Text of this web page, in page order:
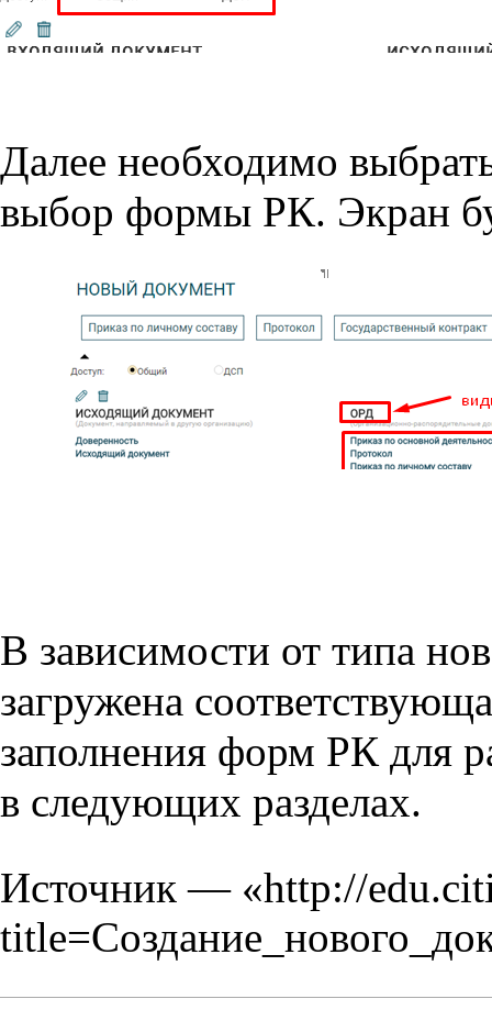
Далее необходимо
выбор формы РК. Экран
В зависимости от типа
загружена
заполнения форм РК для
в следующих разделах.
Источник — «http://